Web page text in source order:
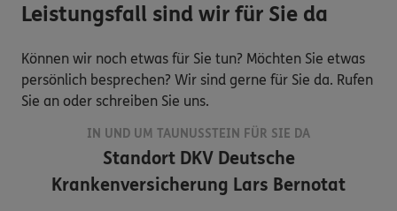
Leistungsfall sind wir für Sie da
Können wir noch etwas für Sie tun? Möchten Sie etwas
persönlich besprechen? Wir sind gerne für Sie da. Rufen
Sie an oder schreiben Sie uns.
IN UND UM TAUNUSSTEIN FÜR SIE DA
Standort DKV Deutsche
Krankenversicherung Lars Bernotat